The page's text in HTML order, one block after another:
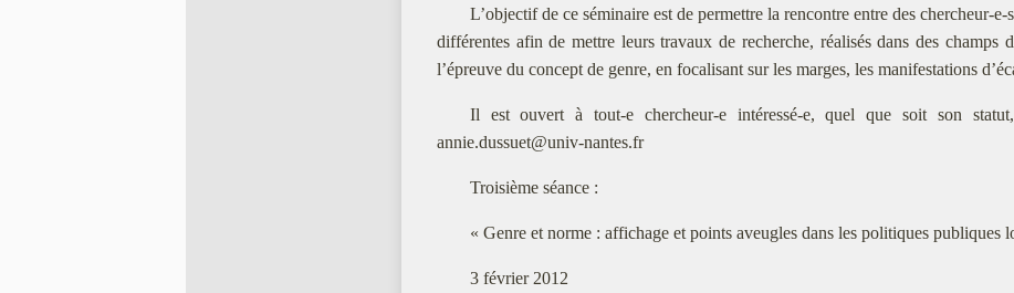
L’objectif de ce séminaire est de permettre la rencontre entre des chercheur-
différentes afin de mettre leurs travaux de recherche, réalisés dans des champs
l’épreuve du concept de genre, en focalisant sur les marges, les manifestations
Il est ouvert à tout-e chercheur-e intéressé-e, quel que soit son
annie.dussuet@univ-nantes.fr
Troisième séance :
« Genre et norme : affichage et points aveugles dans les politiques publiques
3 février 2012